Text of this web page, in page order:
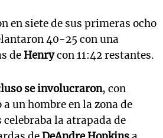
en siete de sus primeras ocho
40-25 con una
deHenrycon 11:42 restantes.
se involucraron, con
un hombre en la zona de
la atrapada de